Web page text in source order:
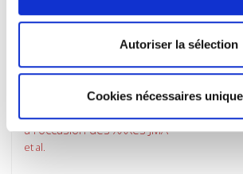
Autoriser la sélection
Cookies nécessaires
Revue économique 66-4, juillet
à l'occasion des XXXes JMA
et al.